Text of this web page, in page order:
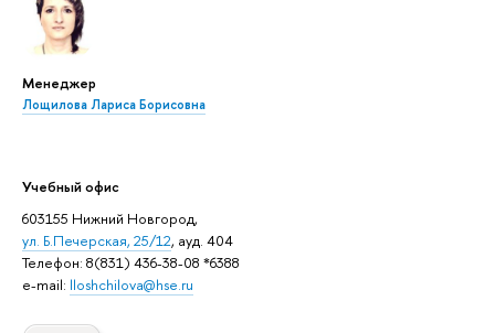
Менеджер
Лощилова Лариса Борисовна
Учебный офис
603155 Нижний Новгород,
ул. Б.Печерская, 25/12, ауд. 404
Телефон: 8(831) 436-38-08 *6388
e-mail: lloshchilova@hse.ru